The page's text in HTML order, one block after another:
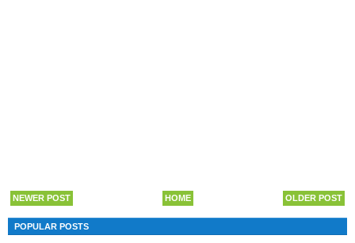
NEWER POST OLDER POST
HOME
POPULAR POSTS